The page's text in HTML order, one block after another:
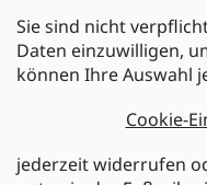
Sie sind nicht
Daten einzuwilligen,
können Ihre Auswahl
Cookie-
jederzeit widerrufen
Newsletter
Legen Sie Ihre E-Mail
über neue Produkte in
E-Mail